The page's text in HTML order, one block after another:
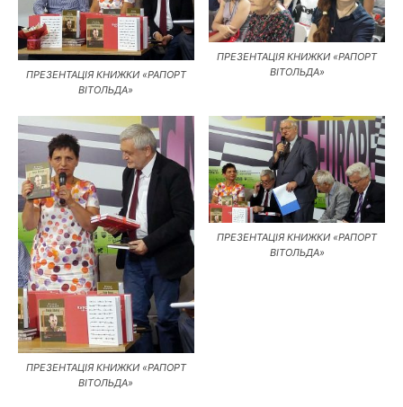
ПРЕЗЕНТАЦІЯ КНИЖКИ «РАПОРТ
ВІТОЛЬДА»
ПРЕЗЕНТАЦІЯ КНИЖКИ «РАПОРТ
ВІТОЛЬДА»
ПРЕЗЕНТАЦІЯ КНИЖКИ «РАПОРТ
ВІТОЛЬДА»
ПРЕЗЕНТАЦІЯ КНИЖКИ «РАПОРТ
ВІТОЛЬДА»